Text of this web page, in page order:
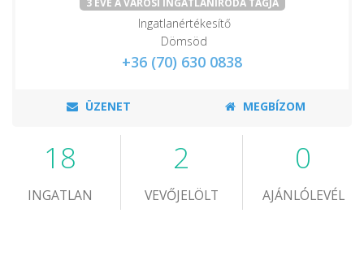
3 ÉVE A VÁROSI INGATLANIRODA TAGJA
Ingatlanértékesítő
Dömsöd
+36 (70) 630 0838
ÜZENET MEGBÍZOM
18
INGATLAN
2
VEVŐJELÖLT
0
AJÁNLÓLEVÉL